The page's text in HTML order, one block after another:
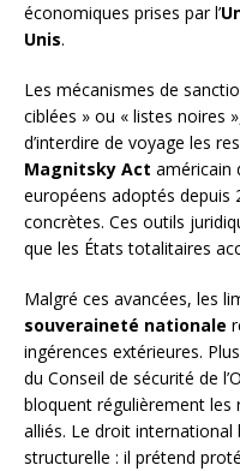
économiques prises par l’
Unis.
Les mécanismes de
ciblées » ou « listes noires
d’interdire de voyage les
Magnitsky Act américain
européens adoptés depuis
concrètes. Ces outils
que les États totalitaires
Malgré ces avancées, les
souveraineté nationale
ingérences extérieures.
du Conseil de sécurité de
bloquent régulièrement les
alliés. Le droit
structurelle : il prétend